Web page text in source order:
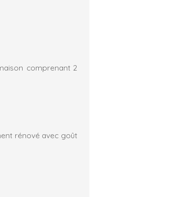
comprenant 2
rénové avec goût